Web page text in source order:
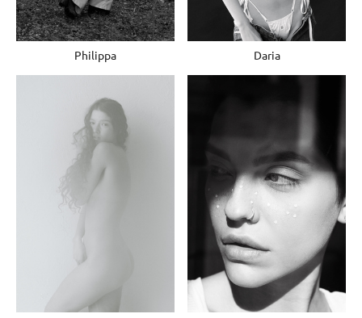
Philippa Daria